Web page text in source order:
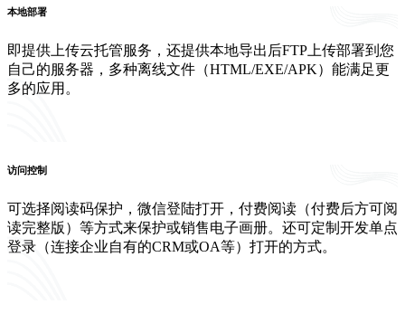
本地部署
即提供上传云托管服务，还提供本地导出后FTP上传部署到您
自己的服务器，多种离线文件（HTML/EXE/APK）能满足更
多的应用。
访问控制
可选择阅读码保护，微信登陆打开，付费阅读（付费后方可阅
读完整版）等方式来保护或销售电子画册。还可定制开发单点
登录（连接企业自有的CRM或OA等）打开的方式。